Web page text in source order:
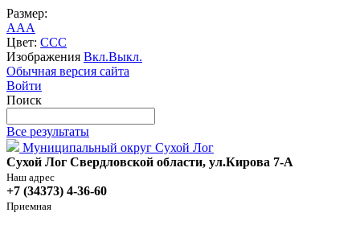
Размер:
AAA
Цвет: CCC
Изображения Вкл.Выкл.
Обычная версия сайта
Войти
Поиск
Все результаты
Муниципальный округ Сухой Лог
Сухой Лог Свердловской области, ул.Кирова 7-А
Наш адрес
+7 (34373) 4-36-60
Приемная